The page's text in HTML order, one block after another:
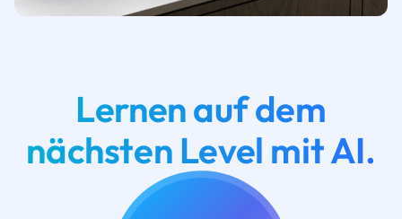
Lernen auf dem
nächsten Level mit AI.